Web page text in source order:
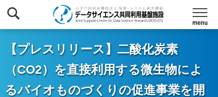
【プレスリリース】二酸化炭素
（CO2）を直接利用する微生物によ
るバイオものづくりの促進事業を開